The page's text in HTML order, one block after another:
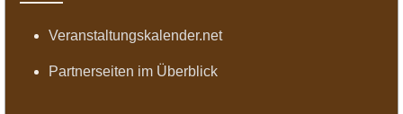
Veranstaltungskalender.net
Partnerseiten im Überblick